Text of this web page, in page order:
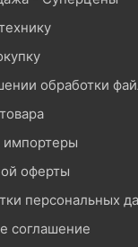
обработки
импортеры
оферты
персональных
соглашение